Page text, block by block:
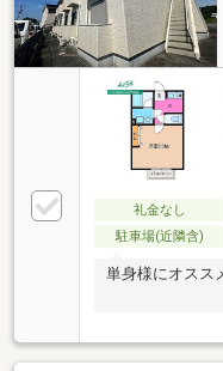
礼金なし
駐車場(近隣含)
単身様にオスス